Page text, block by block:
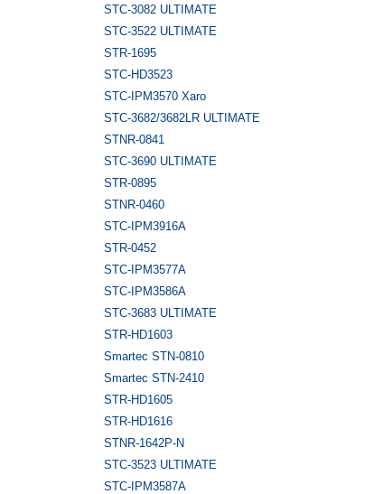
STC-3082 ULTIMATE
STC-3522 ULTIMATE
STR-1695
STC-HD3523
STC-IPM3570 Xaro
STC-3682/3682LR ULTIMATE
STNR-0841
STC-3690 ULTIMATE
STR-0895
STNR-0460
STC-IPM3916A
STR-0452
STC-IPM3577A
STC-IPM3586A
STC-3683 ULTIMATE
STR-HD1603
Smartec STN-0810
Smartec STN-2410
STR-HD1605
STR-HD1616
STNR-1642P-N
STC-3523 ULTIMATE
STC-IPM3587A